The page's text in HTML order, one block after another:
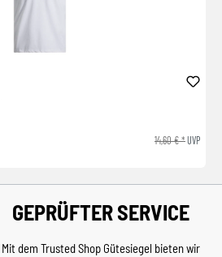
14,60 € *UVP
GEPRÜFTER SERVICE
Mit dem Trusted Shop Gütesiegel bieten wir